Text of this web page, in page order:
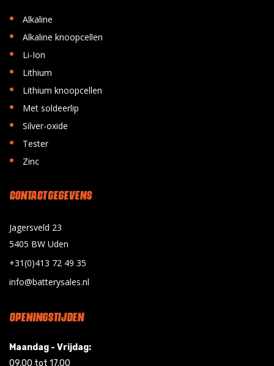
• Alkaline
• Alkaline knoopcellen
• Li-Ion
• Lithium
• Lithium knoopcellen
• Met soldeerlip
• Silver-oxide
• Tester
• Zinc
CONTACT GEGEVENS
Jagersveld 23
5405 BW Uden
+31(0)413 72 49 35
info@batterysales.nl
OPENINGSTIJDEN
Maandag - Vrijdag:
09.00 tot 17.00